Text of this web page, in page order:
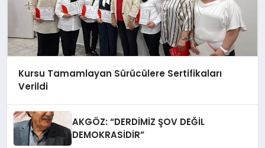
Kursu Tamamlayan Sürücülere Sertifikaları
Verildi
AKGÖZ: “DERDİMİZ ŞOV DEĞİL
DEMOKRASİDİR”